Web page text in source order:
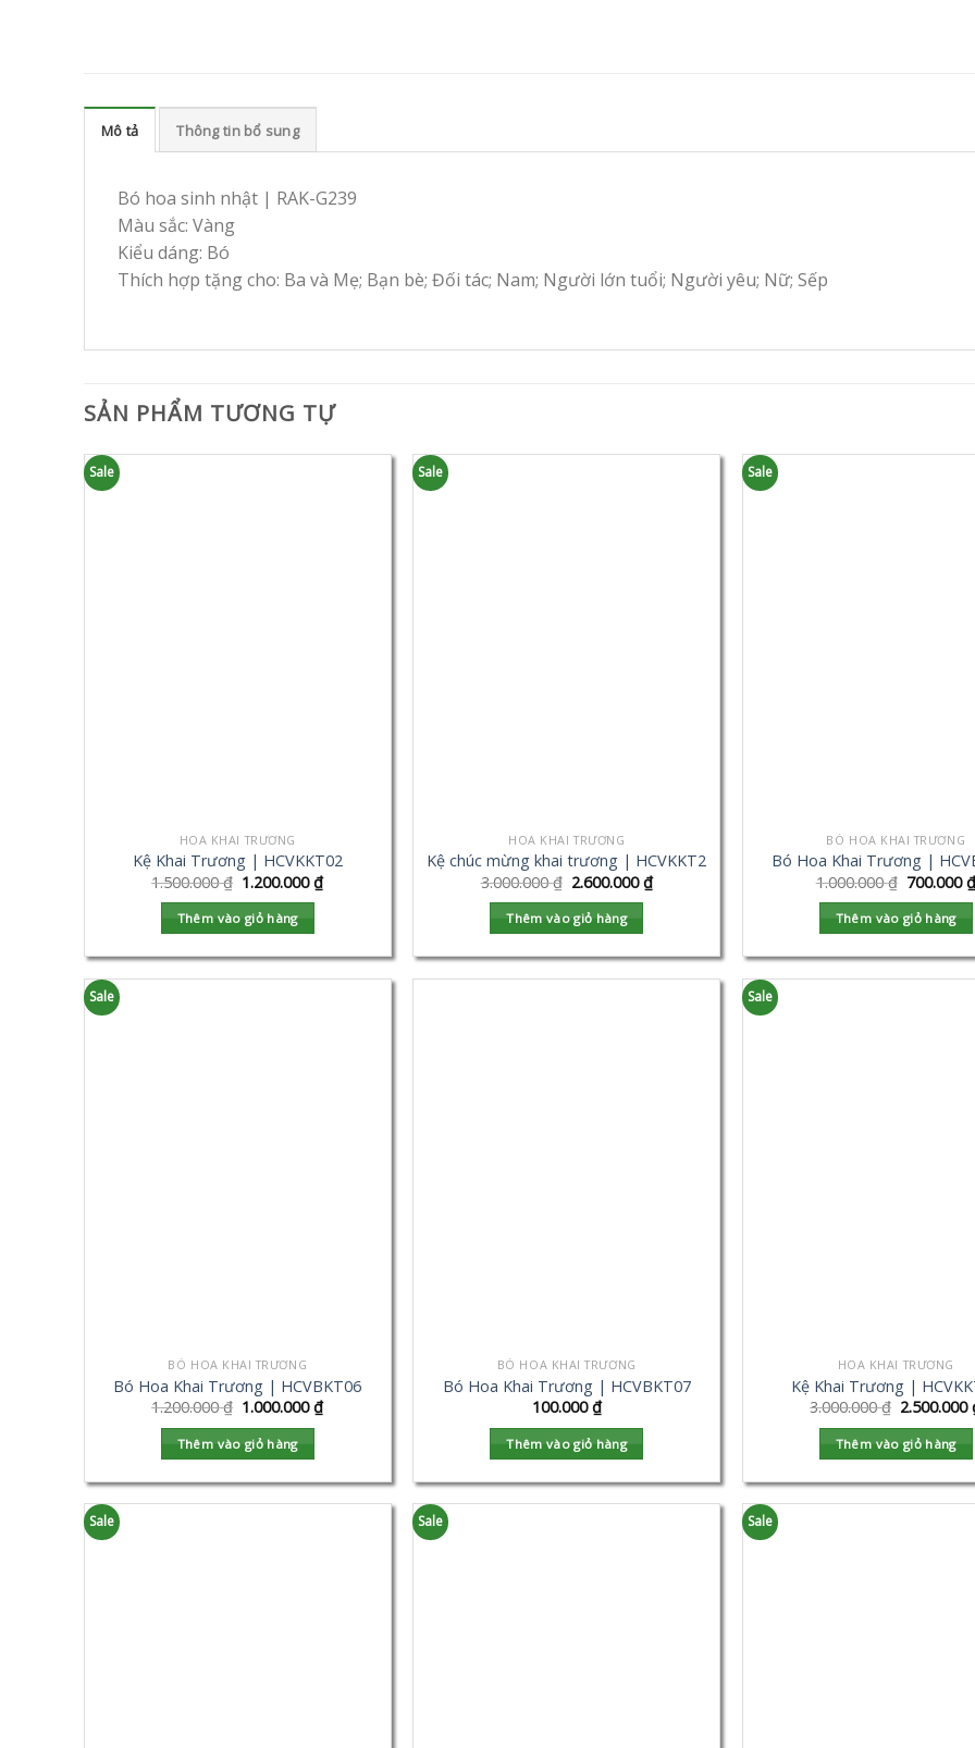
Mô tả Thông tin bổ sung
Bó hoa sinh nhật | RAK-G239
Màu sắc: Vàng
Kiểu dáng: Bó
Thích hợp tặng cho: Ba và Mẹ; Bạn bè; Đối tác; Nam; Người lớn tuổi; Người yêu; Nữ; Sếp
SẢN PHẨM TƯƠNG TỰ
Sale
HOA KHAI TRƯƠNG
Kệ Khai Trương | HCVKKT02
1.500.000₫ 1.200.000₫
Thêm vào giỏ hàng
Sale
HOA KHAI TRƯƠNG
Kệ chúc mừng khai trương | HCVKKT2
3.000.000₫ 2.600.000₫
Thêm vào giỏ hàng
Sale
BÓ HOA KHAI TRƯƠNG
Bó Hoa Khai Trương |
1.000.000₫ 700.000₫
Thêm vào giỏ hàng
Sale
BÓ HOA KHAI TRƯƠNG
Bó Hoa Khai Trương | HCVBKT06
1.200.000₫ 1.000.000₫
Thêm vào giỏ hàng
BÓ HOA KHAI TRƯƠNG
Bó Hoa Khai Trương | HCVBKT07
100.000₫
Thêm vào giỏ hàng
Sale
HOA KHAI TRƯƠNG
Kệ Khai Trương |
3.000.000₫ 2.500.000
Thêm vào giỏ hàng
Sale Sale Sale